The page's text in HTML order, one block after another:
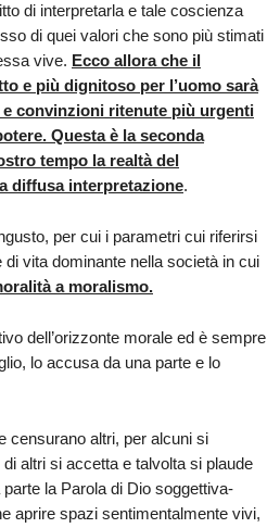
di interpretarla e tale coscienza
di quei valori che sono più stimati
vive. Ecco allora che il
e più dignitoso per l’uomo sarà
convinzioni ritenute più urgenti
Questa è la seconda
tempo la realtà del
diffusa interpretazione.
per cui i parametri cui riferirsi
vita dominante nella società in cui
a moralismo.
dell’orizzonte morale ed è sempre
lo accusa da una parte e lo
censurano altri, per alcuni si
altri si accetta e talvolta si plaude
la Parola di Dio soggettiva-
aprire spazi sentimentalmente vivi,